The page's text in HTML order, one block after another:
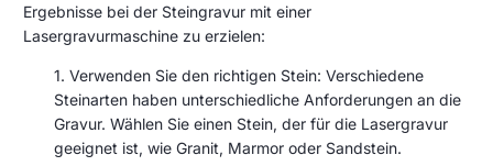
Ergebnisse bei der Steingravur mit einer
Lasergravurmaschine zu erzielen:
Verwenden Sie den richtigen Stein: Verschiedene
Steinarten haben unterschiedliche Anforderungen an die
Gravur. Wählen Sie einen Stein, der für die Lasergravur
geeignet ist, wie Granit, Marmor oder Sandstein.